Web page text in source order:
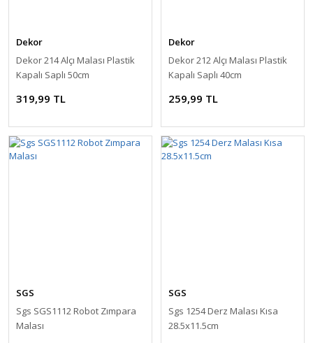
Dekor
Dekor 214 Alçı Malası Plastik
Kapalı Saplı 50cm
319,99 TL
Dekor
Dekor 212 Alçı Malası Plastik
Kapalı Saplı 40cm
259,99 TL
SGS
Sgs SGS1112 Robot Zımpara
Malası
SGS
Sgs 1254 Derz Malası Kısa
28.5x11.5cm